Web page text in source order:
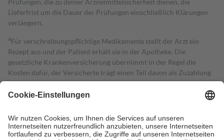
Prüfungen, die zu deiner Arzneimittelsicherheit dienen, die
Lieferfrist um die Dauer der Prüfungen einschließlich Klärungen
verlängern.
4Für verschreibungspflichtige Medikamente stellt der Arzt ein
Rezept aus und der Patient erhält sie in der Apotheke. Die
gesetzliche Krankenversicherung übernimmt in der Regel die
Kosten dafür, der Versicherte trägt einen Teil davon als Zuzahlung
mit.
Grundsätzlich leisten Mitglieder Zuzahlungen in Höhe von zehn
höchstens zehn Euro.
Es sind jedoch nie mehr als die tatsächlichen
Kosten der Leistung zu entrichten.
Diese Regeln gelten grundsätzlich auch für Online-Apotheken.